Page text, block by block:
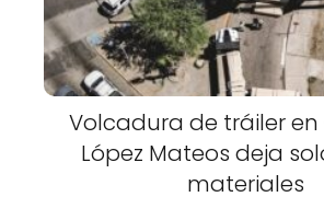
Volcadura de tráiler
López Mateos deja
materiales